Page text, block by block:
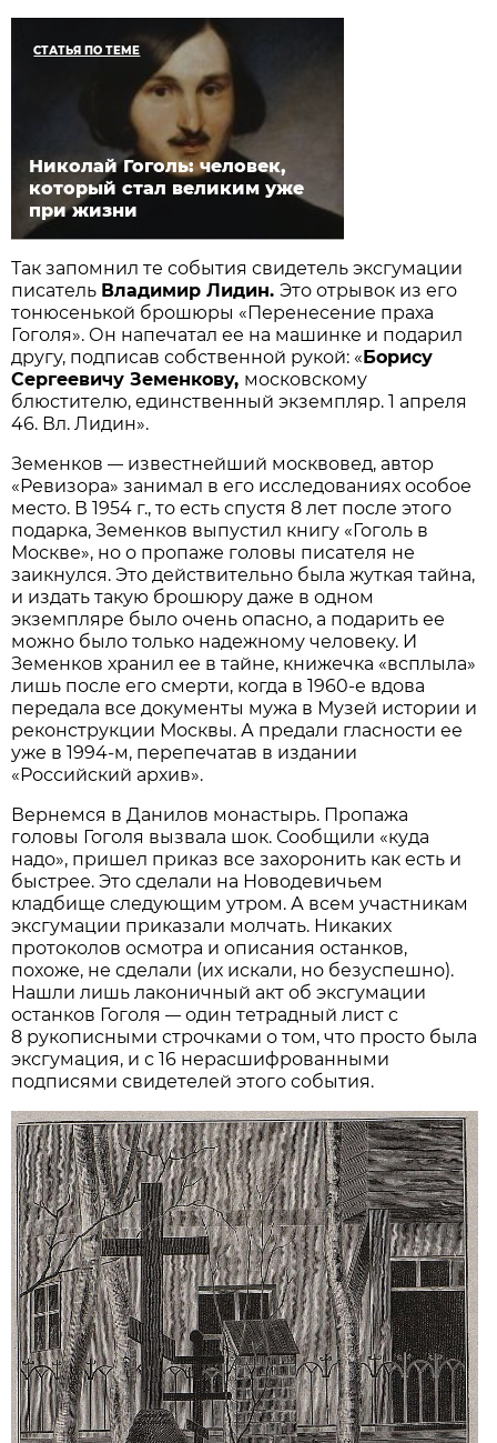
СТАТЬЯ ПО ТЕМЕ
Николай Гоголь: человек,
который стал великим уже
при жизни
Так запомнил те события свидетель эксгумации
писатель Владимир Лидин.Это отрывок из его
тонюсенькой брошюры «Перенесение праха
Гоголя». Он напечатал ее на машинке и подарил
другу, подписав собственной рукой: «Борису
Сергеевичу Земенкову, московскому
блюстителю, единственный экземпляр. 1 апреля
46. Вл. Лидин».
Земенков— известнейший москвовед, автор
«Ревизора» занимал в его исследованиях особое
место. В 1954 г., то есть спустя 8 лет после этого
подарка, Земенков выпустил книгу «Гоголь в
Москве», но о пропаже головы писателя не
заикнулся. Это действительно была жуткая тайна,
и издать такую брошюру даже в одном
экземпляре было очень опасно, а подарить ее
можно было только надежному человеку. И
Земенков хранил ее в тайне, книжечка «всплыла»
лишь после его смерти, когда в 1960-е вдова
передала все документы мужа в Музей истории и
реконструкции Москвы. А предали гласности ее
уже в 1994-м, перепечатав в издании
«Российский архив».
Вернемся в Данилов монастырь. Пропажа
головы Гоголя вызвала шок. Сообщили «куда
надо», пришел приказ все захоронить как есть и
быстрее. Это сделали на Новодевичьем
кладбище следующим утром. А всем участникам
эксгумации приказали молчать. Никаких
протоколов осмотра и описания останков,
похоже, не сделали (их искали, но безуспешно).
Нашли лишь лаконичный акт об эксгумации
останков Гоголя— один тетрадный лист с
8 рукописными строчками о том, что просто была
эксгумация, и с 16 нерасшифрованными
подписями свидетелей этого события.